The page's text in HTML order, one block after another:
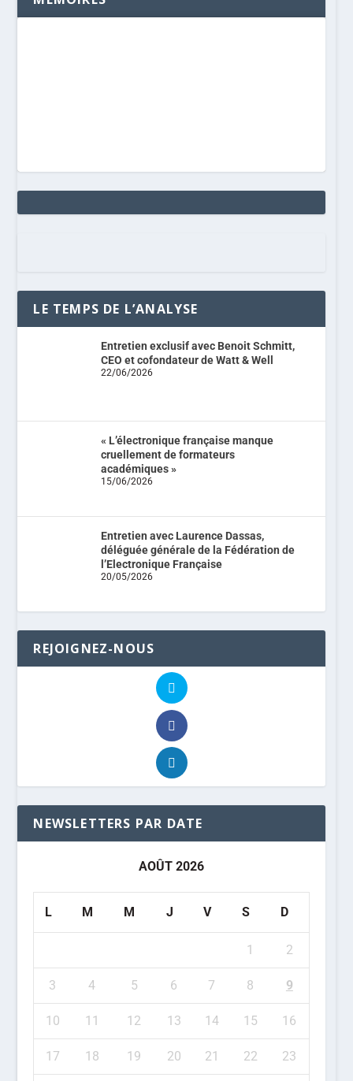
LE TEMPS DE L’ANALYSE
Entretien exclusif avec Benoit Schmitt,
CEO et cofondateur de Watt & Well
22/06/2026
« L’électronique française manque
cruellement de formateurs
académiques »
15/06/2026
Entretien avec Laurence Dassas,
déléguée générale de la Fédération de
l’Electronique Française
20/05/2026
REJOIGNEZ-NOUS
NEWSLETTERS PAR DATE
AOÛT 2026
L M M J V S D
1 2
3 4 5 6 7 8 9
10 11 12 13 14 15 16
17 18 19 20 21 22 23